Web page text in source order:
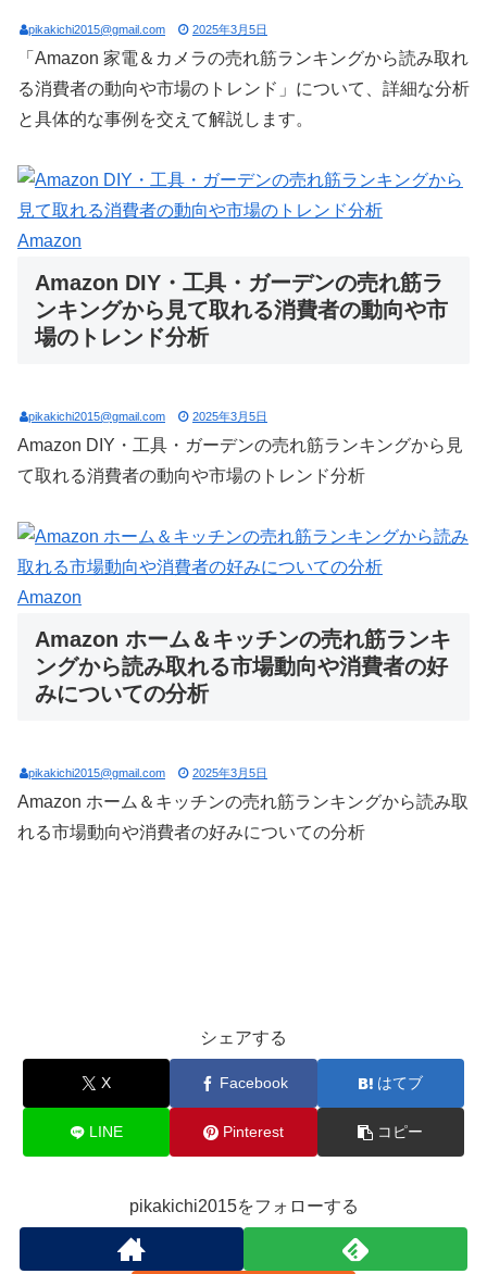
pikakichi2015@gmail.com 2025年3月5日
「Amazon 家電＆カメラの売れ筋ランキングから読み取れ
る消費者の動向や市場のトレンド」について、詳細な分析
と具体的な事例を交えて解説します。
Amazon
Amazon DIY・工具・ガーデンの売れ筋ラ
ンキングから見て取れる消費者の動向や市
場のトレンド分析
pikakichi2015@gmail.com 2025年3月5日
Amazon DIY・工具・ガーデンの売れ筋ランキングから見
て取れる消費者の動向や市場のトレンド分析
Amazon
Amazon ホーム＆キッチンの売れ筋ランキ
ングから読み取れる市場動向や消費者の好
みについての分析
pikakichi2015@gmail.com 2025年3月5日
Amazon ホーム＆キッチンの売れ筋ランキングから読み取
れる市場動向や消費者の好みについての分析
シェアする
X Facebook はてブ
LINE Pinterest コピー
pikakichi2015をフォローする